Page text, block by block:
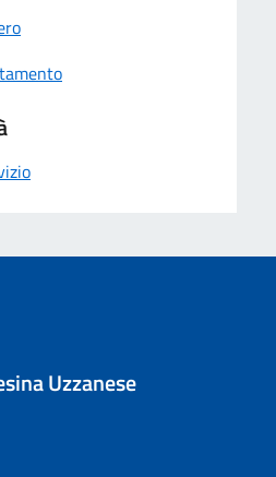
Uzzanese